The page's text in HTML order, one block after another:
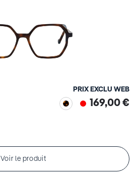
PRIX EXCLU WEB
169,00 €
Voir le produit